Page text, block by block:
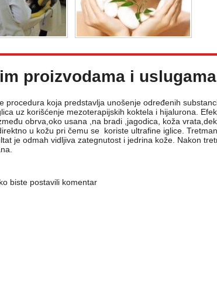
proizvodama i
procedura koja predstavlja unošenje određenih
uz korišćenje mezoterapijskih koktela i hijalurona.
obrva,oko usana ,na bradi ,jagodica, koža
u kožu pri čemu se koriste ultrafine iglice.
je odmah vidljiva zategnutost i jedrina kože. Nakon
biste postavili komentar